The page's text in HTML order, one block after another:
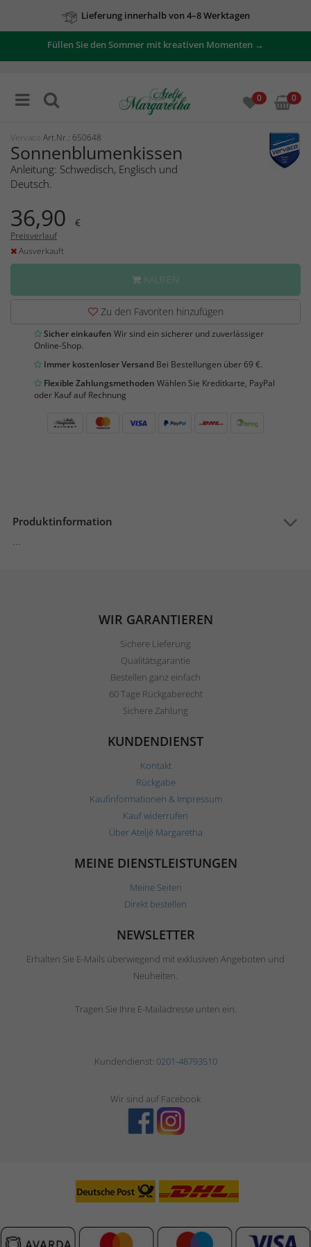
Lieferung innerhalb von 4–8 Werktagen
Füllen Sie den Sommer mit kreativen Momenten →
0 0
Vervaco Art.Nr.: 650648
Sonnenblumenkissen
Anleitung: Schwedisch, Englisch und
Deutsch.
36,90 €
Preisverlauf
Ausverkauft
KAUFEN
Zu den Favoriten hinzufügen
Sicher einkaufen Wir sind ein sicherer und zuverlässiger
Online-Shop.
Immer kostenloser Versand Bei Bestellungen über 69 €.
Flexible Zahlungsmethoden Wählen Sie Kreditkarte, PayPal
oder Kauf auf Rechnung
Produktinformation
...
WIR GARANTIEREN
Sichere Lieferung
Qualitätsgarantie
Bestellen ganz einfach
60 Tage Rückgaberecht
Sichere Zahlung
KUNDENDIENST
Kontakt
Rückgabe
Kaufinformationen & Impressum
Kauf widerrufen
Über Ateljé Margaretha
MEINE DIENSTLEISTUNGEN
Meine Seiten
Direkt bestellen
NEWSLETTER
Erhalten Sie E-Mails überwiegend mit exklusiven Angeboten und
Neuheiten.
Tragen Sie Ihre E-Mailadresse unten ein.
Kundendienst: 0201-48793510
Wir sind auf Facebook